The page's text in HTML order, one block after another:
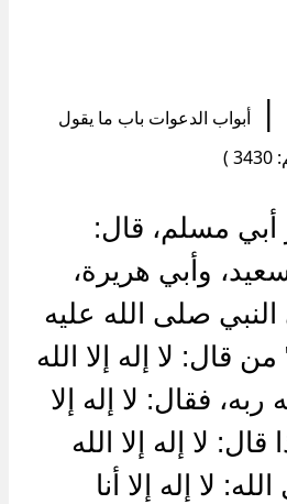
|
أبواب الدعوات باب ما يقول
)
أبي مسلم، قال:
وأبي هريرة،
صلى الله عليه
قال: لا إله إلا الله
ربه، فقال: لا إله إلا
قال: لا إله إلا الله
لا إله إلا أنا